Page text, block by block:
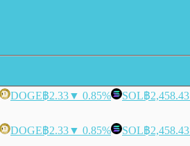
DOGE฿2.33▼ 0.85% SOL฿2,458.43
DOGE฿2.33▼ 0.85% SOL฿2,458.43